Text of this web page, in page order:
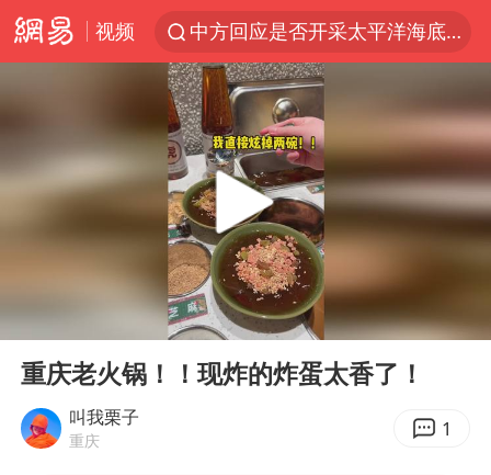
视频
中方回应是否开采太平洋海底稀土资源
昆明石林火把节
台风白海豚即将进入48小时警戒线
我国编制完成新版全月地质图
胡塞武装袭扰红海航运行动升级
80后女柜员逆袭成4200亿银行副行长
感觉全东北都在等7号
Play
00:00 01:17
重庆老火锅！！现炸的炸蛋太香了！
叫我栗子
重庆 1